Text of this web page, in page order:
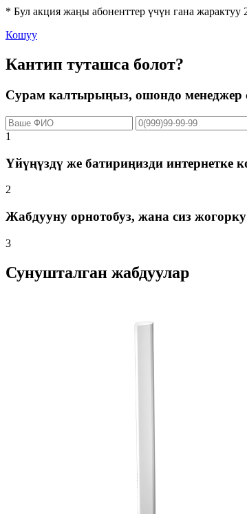
* Бул акция жаңы абоненттер үчүн гана
Кошуу
Кантип туташса болот?
Сурам калтырыңыз, ошондо менеджер
1
Үйүңүздү же батириңизди интернетке
2
Жабдууну орнотобуз, жана сиз
3
Сунушталган жабдуулар